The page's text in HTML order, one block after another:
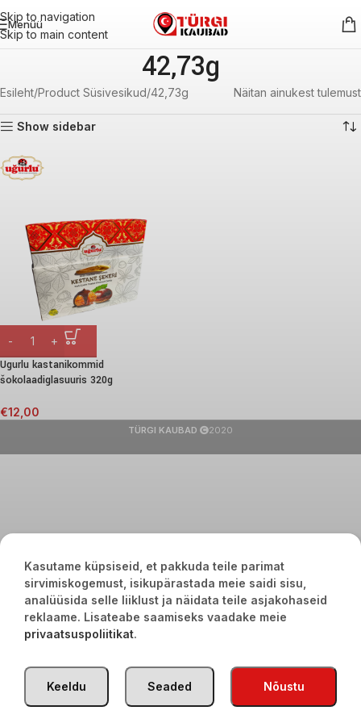
Skip to navigation
Skip to main content
Menüü
42,73g
Esileht Product Süsivesikud 42,73g Näitan ainukest tulemust
Show sidebar
Ugurlu kastanikommid
šokolaadiglasuuris 320g
€12,00
TÜRGI KAUBAD 2020
Kasutame küpsiseid, et pakkuda teile parimat
sirvimiskogemust, isikupärastada meie saidi sisu,
analüüsida selle liiklust ja näidata teile asjakohaseid
reklaame. Lisateabe saamiseks vaadake meie
privaatsuspoliitikat.
Nõustu
Seaded
Keeldu